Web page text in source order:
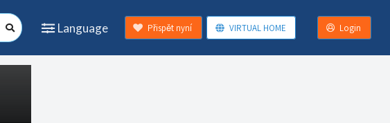
Language Přispět nyní VIRTUAL HOME Login